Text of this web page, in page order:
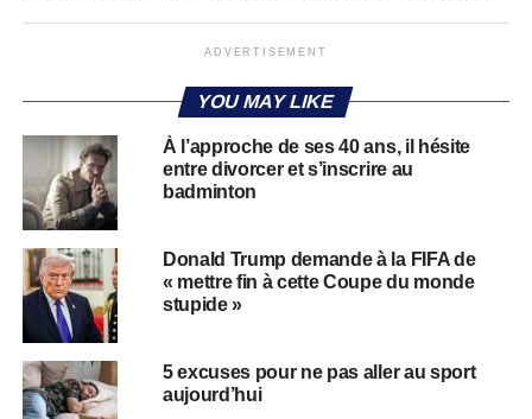
ADVERTISEMENT
YOU MAY LIKE
À l’approche de ses 40 ans, il hésite
entre divorcer et s’inscrire au
badminton
Donald Trump demande à la FIFA de
« mettre fin à cette Coupe du monde
stupide »
5 excuses pour ne pas aller au sport
aujourd’hui